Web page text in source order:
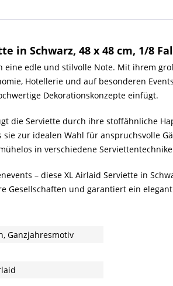
Schwarz, 48 x 48 cm, 1/8
eine edle und stilvolle Note. Mit ihrem
Hotellerie und auf besonderen
Dekorationskonzepte einfügt.
die Serviette durch ihre stoffähnliche
zur idealen Wahl für anspruchsvolle
in verschiedene
– diese XL Airlaid Serviette in
Gesellschaften und garantiert ein
Ganzjahresmotiv